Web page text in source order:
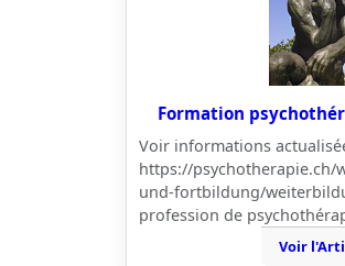
Formation
Voir informations
https://psychotherapie.ch/
und-fortbildung/
profession de
Voir